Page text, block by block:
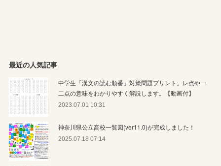
最近の人気記事
中学生「漢文の読む順番」対策問題プリント。レ点や一
二点の意味をわかりやすく解説します。【動画付】
2023.07.01 10:31
神奈川県公立高校一覧図(ver11.0)が完成しました！
2025.07.18 07:14